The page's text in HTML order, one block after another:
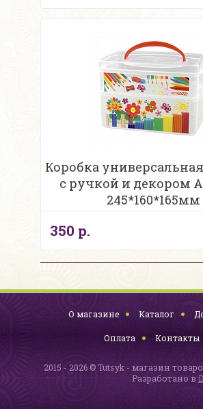
Коробка универсальная
с ручкой и декором
245*160*165мм
350 р.
О магазине Каталог
Оплата Контакты
2015 - 2026 © Tutsyk - магазин
Разработано в